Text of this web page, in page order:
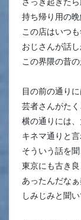
持ち帰り用の
この店はいつ
おじさんが話
この界隈の昔
目の前の通り
芸者さんがた
横の通りには
キネマ通りと
そういう話を
東京にも古き
あったんだな
しみじみと聞